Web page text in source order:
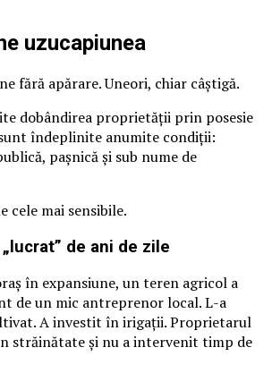
uzucapiunea
fără apărare. Uneori, chiar câștigă.
dobândirea proprietății prin posesie
îndeplinite anumite condiții:
pașnică și sub nume de
cele mai sensibile.
de ani de zile
în expansiune, un teren agricol a
de un mic antreprenor local. L-a
A investit în irigații. Proprietarul
străinătate și nu a intervenit timp de